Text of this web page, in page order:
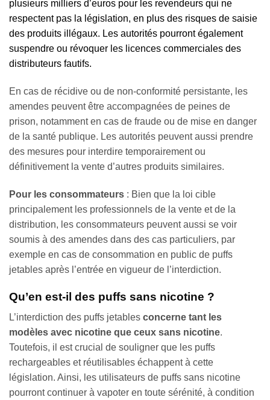
plusieurs milliers d’euros pour les revendeurs qui ne
respectent pas la législation, en plus des risques de saisie
des produits illégaux. Les autorités pourront également
suspendre ou révoquer les licences commerciales des
distributeurs fautifs.
En cas de récidive ou de non-conformité persistante, les
amendes peuvent être accompagnées de peines de
prison, notamment en cas de fraude ou de mise en danger
de la santé publique. Les autorités peuvent aussi prendre
des mesures pour interdire temporairement ou
définitivement la vente d’autres produits similaires.
Pour les consommateurs : Bien que la loi cible
principalement les professionnels de la vente et de la
distribution, les consommateurs peuvent aussi se voir
soumis à des amendes dans des cas particuliers, par
exemple en cas de consommation en public de puffs
jetables après l’entrée en vigueur de l’interdiction.
Qu’en est-il des puffs sans nicotine ?
L’interdiction des puffs jetables concerne tant les
modèles avec nicotine que ceux sans nicotine.
Toutefois, il est crucial de souligner que les puffs
rechargeables et réutilisables échappent à cette
législation. Ainsi, les utilisateurs de puffs sans nicotine
pourront continuer à vapoter en toute sérénité, à condition